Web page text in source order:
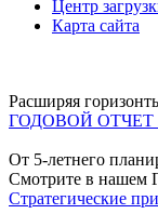
Центр
Карта сайта
Расширяя
ГОДОВОЙ ОТЧЕТ
От 5-летнего
Смотрите в нашем
Стратегические